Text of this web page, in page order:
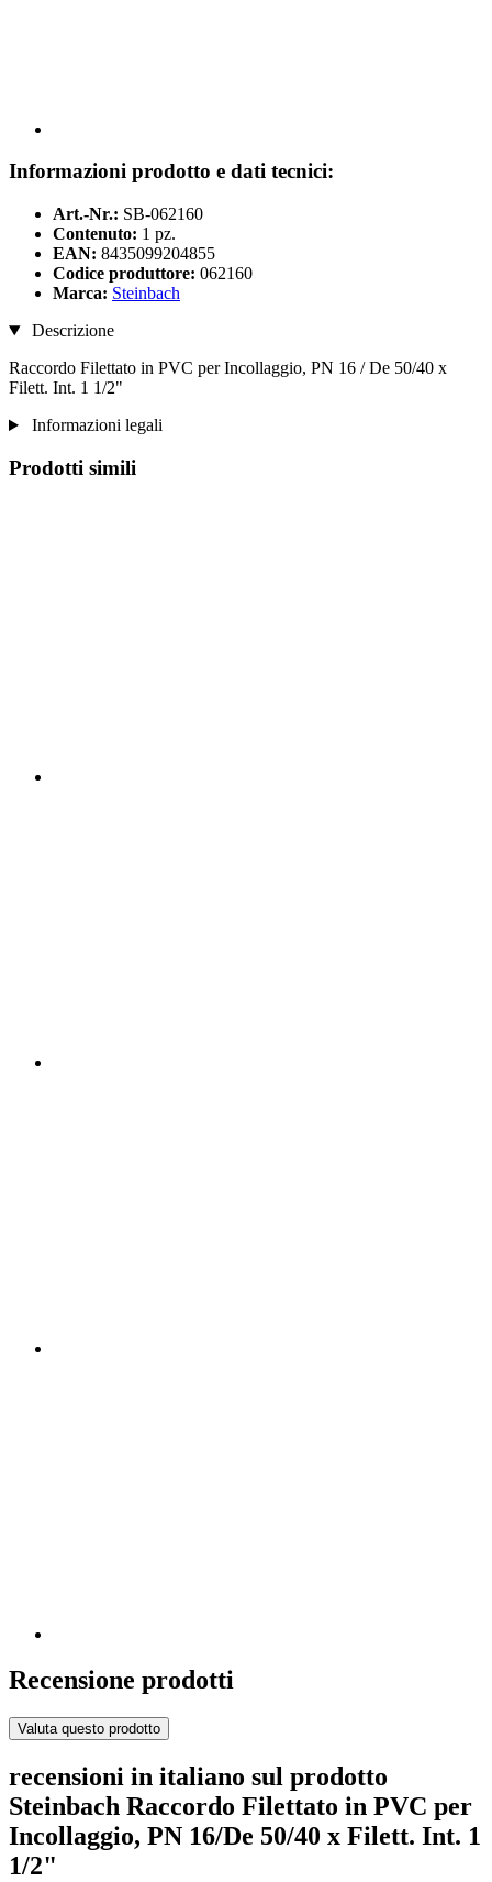
Informazioni prodotto e dati tecnici:
Art.-Nr.: SB-062160
Contenuto: 1 pz.
EAN: 8435099204855
Codice produttore: 062160
Marca: Steinbach
Descrizione
Raccordo Filettato in PVC per Incollaggio, PN 16 / De 50/40 x
Filett. Int. 1 1/2"
Informazioni legali
Prodotti simili
Recensione prodotti
Valuta questo prodotto
recensioni in italiano sul prodotto
Steinbach Raccordo Filettato in PVC per
Incollaggio, PN 16/De 50/40 x Filett. Int. 1
1/2"